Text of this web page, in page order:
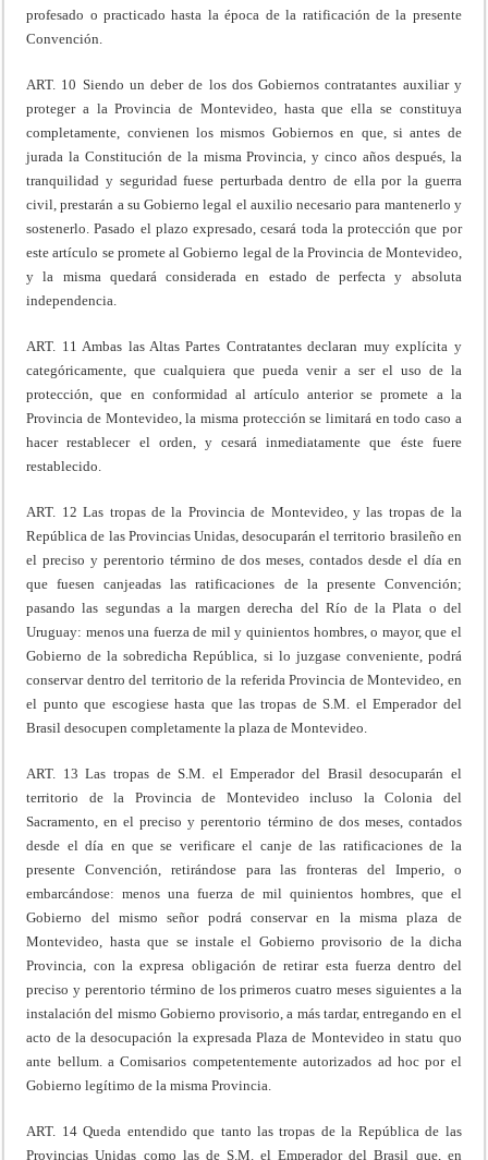
profesado o practicado hasta la época de la ratificación de la presente
Convención.
ART. 10 Siendo un deber de los dos Gobiernos contratantes auxiliar y
proteger a la Provincia de Montevideo, hasta que ella se constituya
completamente, convienen los mismos Gobiernos en que, si antes de
jurada la Constitución de la misma Provincia, y cinco años después, la
tranquilidad y seguridad fuese perturbada dentro de ella por la guerra
civil, prestarán a su Gobierno legal el auxilio necesario para mantenerlo y
sostenerlo. Pasado el plazo expresado, cesará toda la protección que por
este artículo se promete al Gobierno legal de la Provincia de Montevideo,
y la misma quedará considerada en estado de perfecta y absoluta
independencia.
ART. 11 Ambas las Altas Partes Contratantes declaran muy explícita y
categóricamente, que cualquiera que pueda venir a ser el uso de la
protección, que en conformidad al artículo anterior se promete a la
Provincia de Montevideo, la misma protección se limitará en todo caso a
hacer restablecer el orden, y cesará inmediatamente que éste fuere
restablecido.
ART. 12 Las tropas de la Provincia de Montevideo, y las tropas de la
República de las Provincias Unidas, desocuparán el territorio brasileño en
el preciso y perentorio término de dos meses, contados desde el día en
que fuesen canjeadas las ratificaciones de la presente Convención;
pasando las segundas a la margen derecha del Río de la Plata o del
Uruguay: menos una fuerza de mil y quinientos hombres, o mayor, que el
Gobierno de la sobredicha República, si lo juzgase conveniente, podrá
conservar dentro del territorio de la referida Provincia de Montevideo, en
el punto que escogiese hasta que las tropas de S.M. el Emperador del
Brasil desocupen completamente la plaza de Montevideo.
ART. 13 Las tropas de S.M. el Emperador del Brasil desocuparán el
territorio de la Provincia de Montevideo incluso la Colonia del
Sacramento, en el preciso y perentorio término de dos meses, contados
desde el día en que se verificare el canje de las ratificaciones de la
presente Convención, retirándose para las fronteras del Imperio, o
embarcándose: menos una fuerza de mil quinientos hombres, que el
Gobierno del mismo señor podrá conservar en la misma plaza de
Montevideo, hasta que se instale el Gobierno provisorio de la dicha
Provincia, con la expresa obligación de retirar esta fuerza dentro del
preciso y perentorio término de los primeros cuatro meses siguientes a la
instalación del mismo Gobierno provisorio, a más tardar, entregando en el
acto de la desocupación la expresada Plaza de Montevideo in statu quo
ante bellum. a Comisarios competentemente autorizados ad hoc por el
Gobierno legítimo de la misma Provincia.
ART. 14 Queda entendido que tanto las tropas de la República de las
Provincias Unidas como las de S.M. el Emperador del Brasil que, en